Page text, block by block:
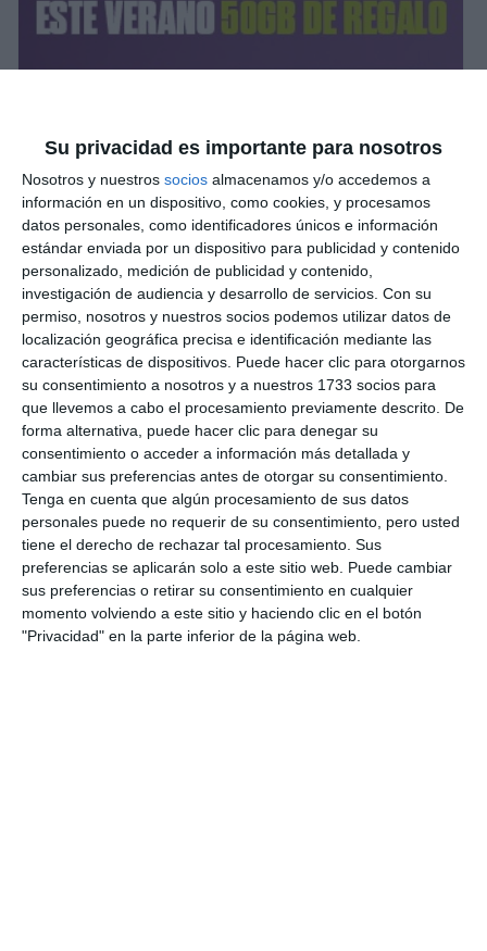
Su privacidad es importante para nosotros
Nosotros y nuestros socios almacenamos y/o accedemos a
información en un dispositivo, como cookies, y procesamos
datos personales, como identificadores únicos e información
estándar enviada por un dispositivo para publicidad y contenido
personalizado, medición de publicidad y contenido,
investigación de audiencia y desarrollo de servicios. Con su
permiso, nosotros y nuestros socios podemos utilizar datos de
localización geográfica precisa e identificación mediante las
características de dispositivos. Puede hacer clic para otorgarnos
su consentimiento a nosotros y a nuestros 1733 socios para
que llevemos a cabo el procesamiento previamente descrito. De
forma alternativa, puede hacer clic para denegar su
consentimiento o acceder a información más detallada y
cambiar sus preferencias antes de otorgar su consentimiento.
Tenga en cuenta que algún procesamiento de sus datos
personales puede no requerir de su consentimiento, pero usted
tiene el derecho de rechazar tal procesamiento. Sus
preferencias se aplicarán solo a este sitio web. Puede cambiar
sus preferencias o retirar su consentimiento en cualquier
momento volviendo a este sitio y haciendo clic en el botón
"Privacidad" en la parte inferior de la página web.